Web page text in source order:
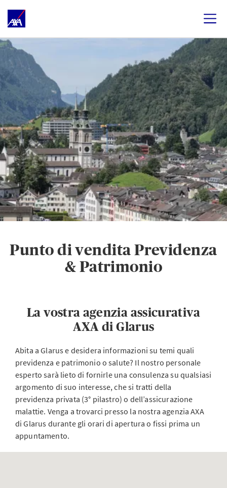
Punto di vendita Previdenza
& Patrimonio
La vostra agenzia assicurativa
AXA di Glarus
Abita a Glarus e desidera informazioni su temi quali
previdenza e patrimonio o salute? Il nostro personale
esperto sarà lieto di fornirle una consulenza su qualsiasi
argomento di suo interesse, che si tratti della
previdenza privata (3° pilastro) o dell’assicurazione
malattie. Venga a trovarci presso la nostra agenzia AXA
di Glarus durante gli orari di apertura o fissi prima un
appuntamento.